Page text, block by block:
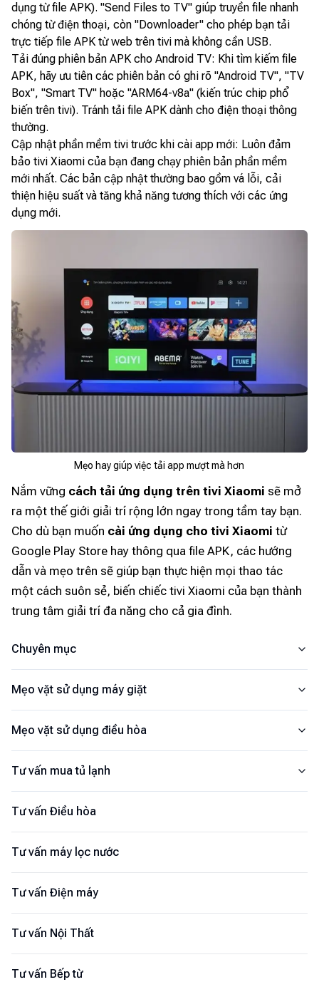
Chuyên mục
Mẹo vặt sử dụng máy giặt
Mẹo vặt sử dụng điều hòa
Tư vấn mua tủ lạnh
Tư vấn Điều hòa
Tư vấn máy lọc nước
Tư vấn Điện máy
Tư vấn Nội Thất
Tư vấn Bếp từ
dụng từ file APK). "Send Files to TV" giúp truyền file nhanh
chóng từ điện thoại, còn "Downloader" cho phép bạn tải
trực tiếp file APK từ web trên tivi mà không cần USB.
Tải đúng phiên bản APK cho Android TV: Khi tìm kiếm file
APK, hãy ưu tiên các phiên bản có ghi rõ "Android TV", "TV
Box", "Smart TV" hoặc "ARM64-v8a" (kiến trúc chip phổ
biến trên tivi). Tránh tải file APK dành cho điện thoại thông
thường.
Cập nhật phần mềm tivi trước khi cài app mới: Luôn đảm
bảo tivi Xiaomi của bạn đang chạy phiên bản phần mềm
mới nhất. Các bản cập nhật thường bao gồm vá lỗi, cải
thiện hiệu suất và tăng khả năng tương thích với các ứng
dụng mới.
Mẹo hay giúp việc tải app mượt mà hơn
Nắm vững cách tải ứng dụng trên tivi Xiaomi sẽ mở
ra một thế giới giải trí rộng lớn ngay trong tầm tay bạn.
Cho dù bạn muốn cài ứng dụng cho tivi Xiaomi từ
Google Play Store hay thông qua file APK, các hướng
dẫn và mẹo trên sẽ giúp bạn thực hiện mọi thao tác
một cách suôn sẻ, biến chiếc tivi Xiaomi của bạn thành
trung tâm giải trí đa năng cho cả gia đình.